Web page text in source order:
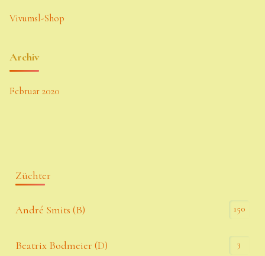
Vivumsl-Shop
Archiv
Februar 2020
Züchter
André Smits (B) 150
Beatrix Bodmeier (D) 3